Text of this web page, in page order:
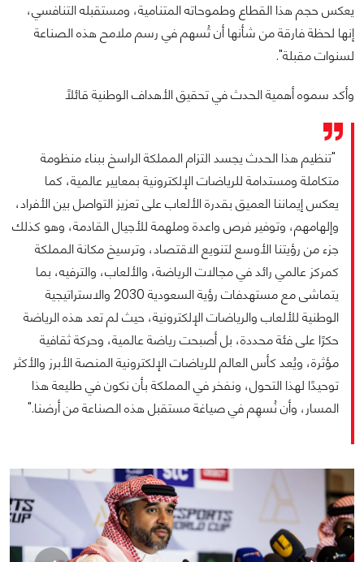
يعكس حجم هذا القطاع وطموحاته المتنامية، ومستقبله التنافسي،
إنها لحظة فارقة من شأنها أن تُسهم في رسم ملامح هذه الصناعة
لسنوات مقبلة".
وأكد سموه أهمية الحدث في تحقيق الأهداف الوطنية قائلًا
"تنظيم هذا الحدث يجسد التزام المملكة الراسخ ببناء منظومة
متكاملة ومستدامة للرياضات الإلكترونية بمعايير عالمية، كما
يعكس إيماننا العميق بقدرة الألعاب على تعزيز التواصل بين الأفراد،
وإلهامهم، وتوفير فرص واعدة وملهمة للأجيال القادمة، وهو كذلك
جزء من رؤيتنا الأوسع لتنويع الاقتصاد، وترسيخ مكانة المملكة
كمركز عالمي رائد في مجالات الرياضة، والألعاب، والترفيه، بما
يتماشى مع مستهدفات رؤية السعودية 2030 والاستراتيجية
الوطنية للألعاب والرياضات الإلكترونية، حيث لم تعد هذه الرياضة
حكرًا على فئة محددة، بل أصبحت رياضة عالمية، وحركة ثقافية
مؤثرة، ويُعد كأس العالم للرياضات الإلكترونية المنصة الأبرز والأكثر
توحيدًا لهذا التحول، ونفخر في المملكة بأن نكون في طليعة هذا
المسار، وأن نُسهِم في صياغة مستقبل هذه الصناعة من أرضنا."